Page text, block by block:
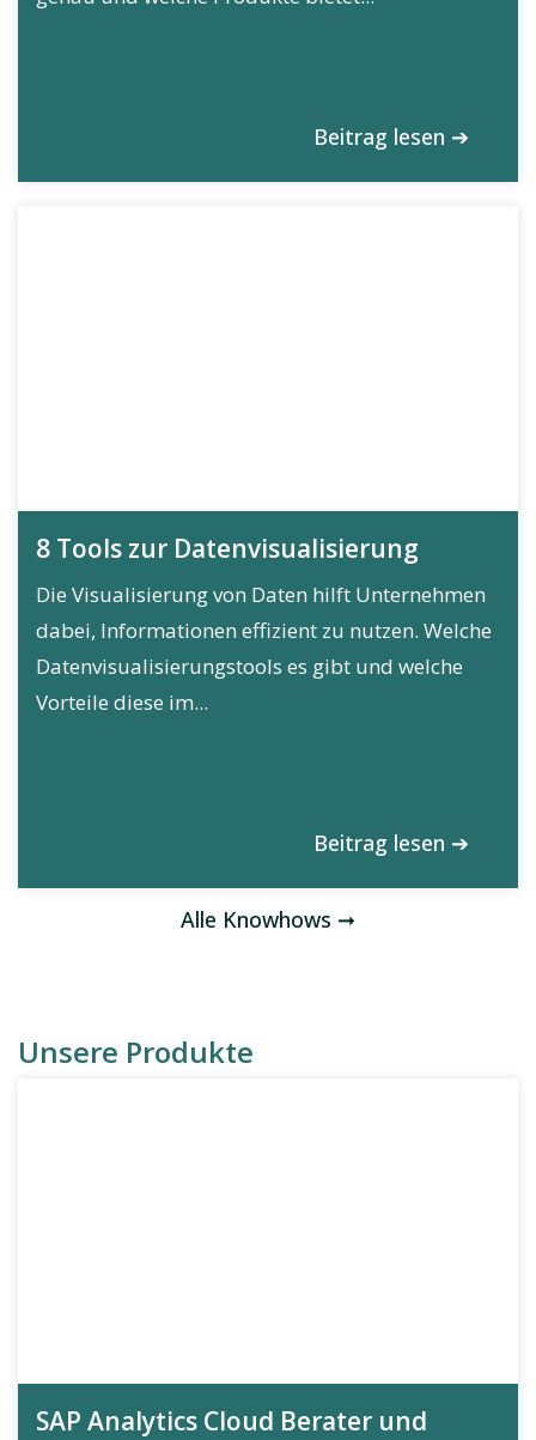
Beitrag lesen ➔
8 Tools zur Datenvisualisierung
Die Visualisierung von Daten hilft Unternehmen
dabei, Informationen effizient zu nutzen. Welche
Datenvisualisierungstools es gibt und welche
Vorteile diese im...
Beitrag lesen ➔
Alle Knowhows ➞
Unsere Produkte
SAP Analytics Cloud Berater und